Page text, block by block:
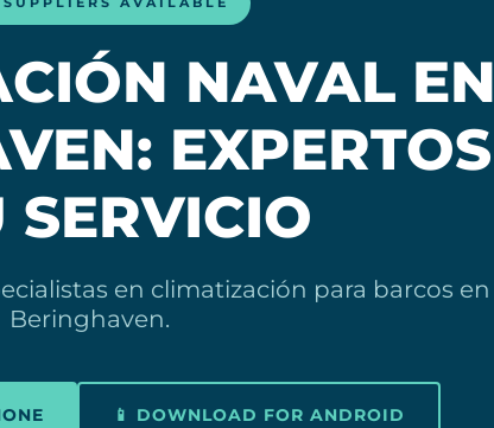
NAVAL EN
EXPERTOS
SERVICIO
en climatización para barcos en
Beringhaven.
📱 DOWNLOAD FOR ANDROID